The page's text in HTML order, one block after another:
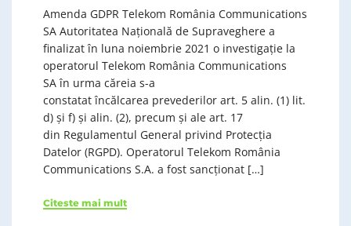
Amenda GDPR Telekom România Communications
SA Autoritatea Națională de Supraveghere a
finalizat în luna noiembrie 2021 o investigație la
operatorul Telekom România Communications
SA în urma căreia s-a
constatat încălcarea prevederilor art. 5 alin. (1) lit.
d) și f) și alin. (2), precum și ale art. 17
din Regulamentul General privind Protecția
Datelor (RGPD). Operatorul Telekom România
Communications S.A. a fost sancționat […]
Citeste mai mult